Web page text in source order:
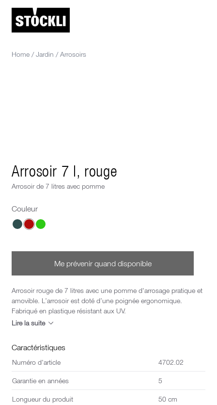
Home / Jardin / Arrosoirs
Arrosoir 7 l, rouge
Arrosoir de 7 litres avec pomme
Couleur
Choisis un Couleur
Me prévenir quand disponible
Arrosoir rouge de 7 litres avec une pomme d'arrosage pratique et
amovible. L’arrosoir est doté d’une poignée ergonomique.
Fabriqué en plastique résistant aux UV.
Lire la suite
Caractéristiques
Numéro d'article 4702.02
Garantie en années 5
Longueur du produit 50 cm